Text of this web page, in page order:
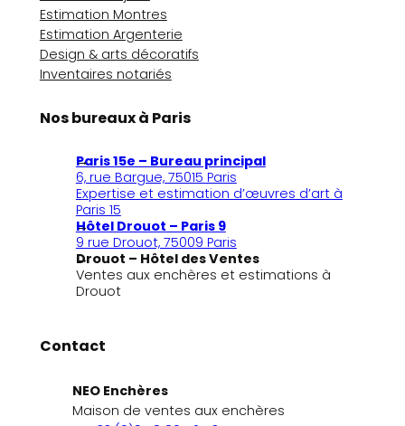
Estimation Montres
Estimation Argenterie
Design & arts décoratifs
Inventaires notariés
Nos bureaux à Paris
Paris 15e – Bureau principal
6, rue Bargue, 75015 Paris
Expertise et estimation d’œuvres d’art à
Paris 15
Hôtel Drouot – Paris 9
9 rue Drouot, 75009 Paris
Drouot – Hôtel des Ventes
Ventes aux enchères et estimations à
Drouot
Contact
NEO Enchères
Maison de ventes aux enchères